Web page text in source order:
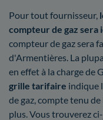
Pour tout fournisseur,
compteur de gaz sera
compteur de gaz sera
d'Armentières. La
en effet à la charge de
grille tarifaire indique
de gaz, compte tenu
plus. Vous trouverez